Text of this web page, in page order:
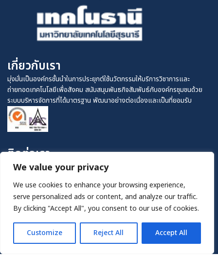
We value your privacy
We use cookies to enhance your browsing experience,
serve personalized ads or content, and analyze our traffic.
By clicking "Accept All", you consent to our use of cookies.
Customize Reject All Accept All
เกี่ยวกับเรา
มุ่งมั่นเป็นองค์กรชั้นนำในการประยุกต์ใช้นวัตกรรมให้บริการวิชาการและ
ถ่ายทอดเทคโนโลยีเพื่อสังคม สนับสนุนพันธกิจสัมพันธ์กับองค์กรชุมชนด้วย
ระบบบริหารจัดการที่ได้มาตรฐาน พัฒนาอย่างต่อเนื่องและเป็นที่ยอมรับ
ติดต่อเรา
0-4422-4811
อาคารสุรพัฒน์ 1 เลขที่ 111 ถนนมหาวิทยาลัย ตำบล
สุรนารี อำเภอเมือง จังหวัดนครราชสีมา 30000
technopolis@sut.ac.th